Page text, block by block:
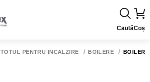
CautăCoș
TOTUL PENTRU INCALZIRE BOILERE BOILER